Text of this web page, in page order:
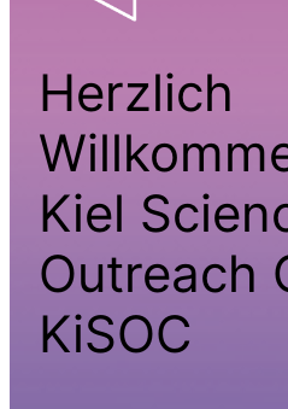
Herzlich
Kiel
Outreach
KiSOC